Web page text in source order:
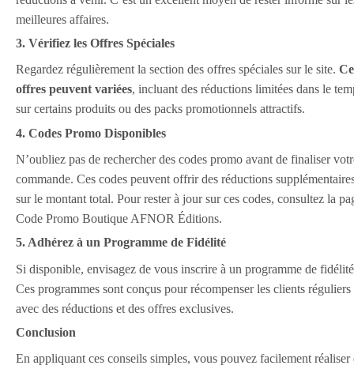
meilleures affaires.
3. Vérifiez les Offres Spéciales
Regardez régulièrement la section des offres spéciales sur le site.
offres peuvent variées, incluant des réductions limitées dans le
sur certains produits ou des packs promotionnels attractifs.
4. Codes Promo Disponibles
N’oubliez pas de rechercher des codes promo avant de finaliser
commande. Ces codes peuvent offrir des réductions
sur le montant total. Pour rester à jour sur ces codes, consultez la
Code Promo Boutique AFNOR Éditions.
5. Adhérez à un Programme de Fidélité
Si disponible, envisagez de vous inscrire à un programme de
Ces programmes sont conçus pour récompenser les clients réguliers
avec des réductions et des offres exclusives.
Conclusion
En appliquant ces conseils simples, vous pouvez facilement réaliser